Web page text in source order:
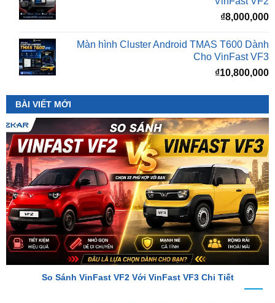
Màn hình Cluster Android TMAS T600 Dành
₫10,800,000
BÀI VIẾT MỚI
So Sánh VinFast VF2 Với VinFast VF3 Chi Tiết